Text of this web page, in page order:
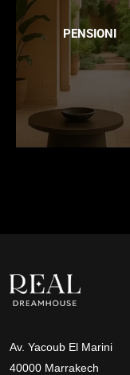
PENSIONI
Av. Yacoub El Marini
40000 Marrakech